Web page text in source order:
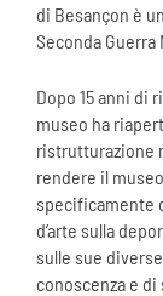
di Besançon è
Seconda Guerra
Dopo 15 anni di
museo ha
ristrutturazione
rendere il
specificamente
d’arte sulla
sulle sue
conoscenza e